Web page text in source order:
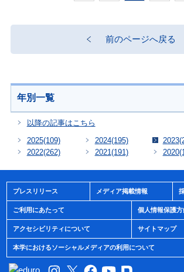
前のページへ戻る
年別一覧
以降の記事はこちら
2025(109) 2024(195) 2023
2022(262) 2021 (191) 2020
プレスリリース メディア掲載情報
ご利用にあたって 個人情報保護方
アクセシビリティについて サイトマップ
本学におけるソーシャルメディアの利用について